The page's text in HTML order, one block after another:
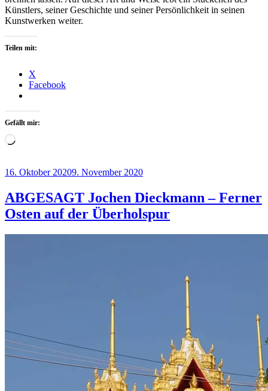
Künstlers, seiner Geschichte und seiner Persönlichkeit in seinen
Kunstwerken weiter.
Teilen mit:
X
Facebook
Gefällt mir:
Wird
Veröffentlicht
16. Oktober 20209. November 2020
ABGESAGT Jochen Dieckmann – Ferner
Osten auf der Überholspur